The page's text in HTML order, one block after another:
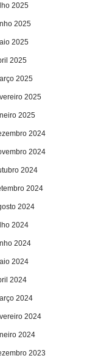
2025
2025
2025
2025
2025
2025
2025
2024
2024
2024
2024
2024
2024
2024
2024
2024
2024
2024
2024
2023